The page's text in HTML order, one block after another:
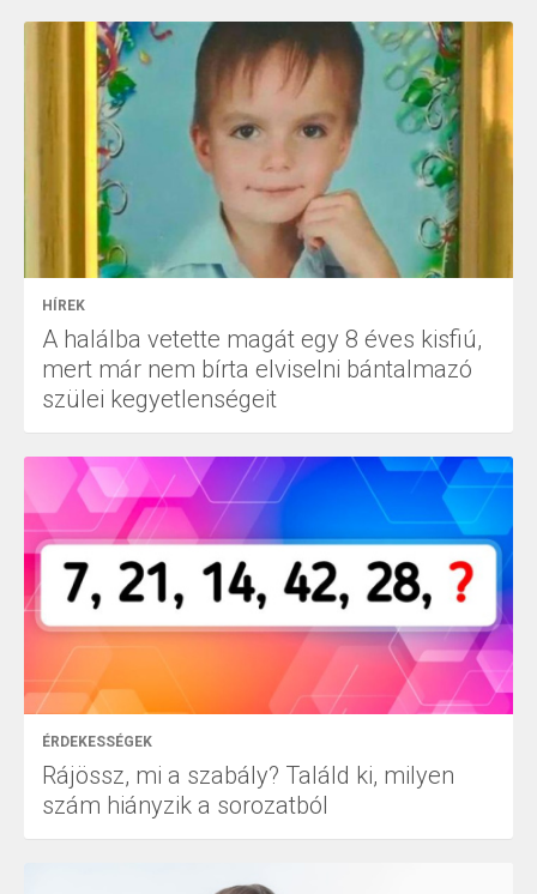
HÍREK
A halálba vetette magát egy 8 éves kisfiú,
mert már nem bírta elviselni bántalmazó
szülei kegyetlenségeit
ÉRDEKESSÉGEK
Rájössz, mi a szabály? Találd ki, milyen
szám hiányzik a sorozatból